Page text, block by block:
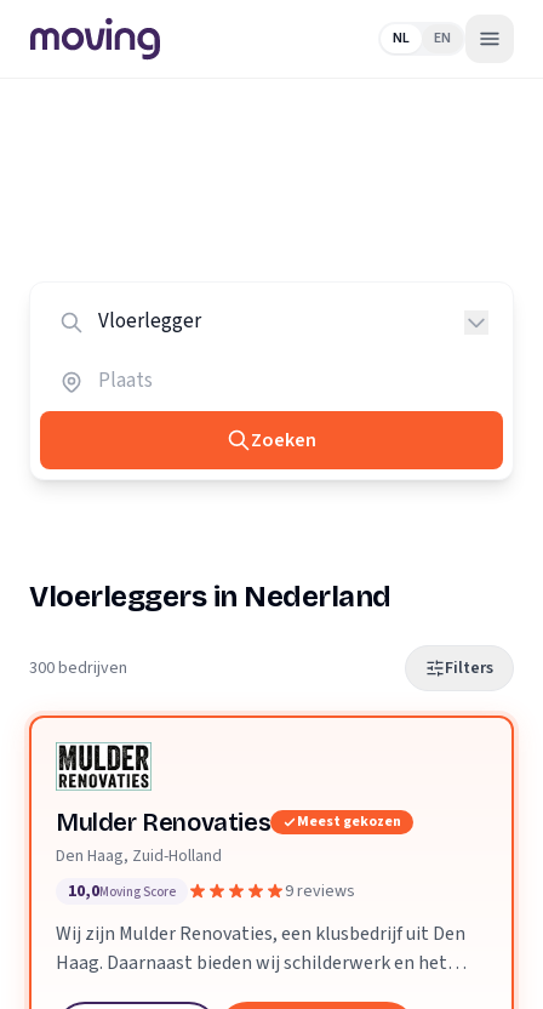
NL EN
Zoeken
Vloerleggers in Nederland
300 bedrijven Filters
Mulder Renovaties Meest gekozen
Den Haag, Zuid-Holland
10,0Moving Score 9 reviews
Wij zijn Mulder Renovaties, een klusbedrijf uit Den
Haag. Daarnaast bieden wij schilderwerk en het